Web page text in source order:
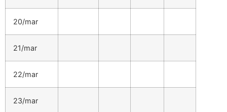
20/mar
21/mar
22/mar
23/mar